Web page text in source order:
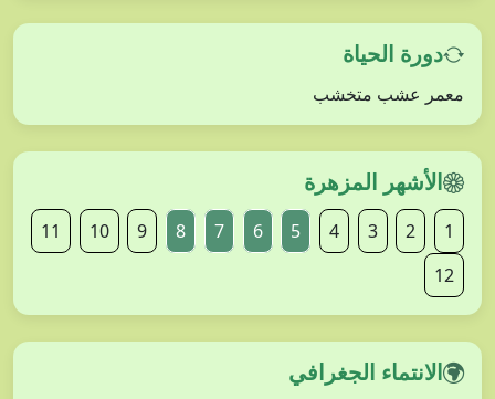
دورة الحياة
معمر عشب متخشب
الأشهر المزهرة
1
2
3
4
5
6
7
8
9
10
11
12
الانتماء الجغرافي